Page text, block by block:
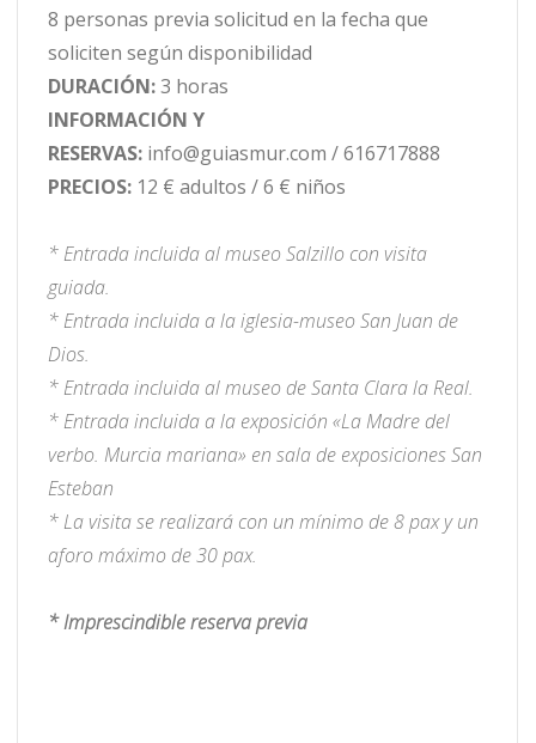
8 personas previa solicitud en la fecha que
soliciten según disponibilidad
DURACIÓN:3 horas
INFORMACIÓN Y
RESERVAS: info@guiasmur.com / 616717888
PRECIOS: 12 € adultos / 6 € niños
* Entrada incluida al museo Salzillo con visita
guiada.
* Entrada incluida a la iglesia-museo San Juan de
Dios.
* Entrada incluida al museo de Santa Clara la Real.
* Entrada incluida a la exposición «La Madre del
verbo. Murcia mariana» en sala de exposiciones San
Esteban
* La visita se realizará con un mínimo de 8 pax y un
aforo máximo de 30 pax.
* Imprescindible reserva previa